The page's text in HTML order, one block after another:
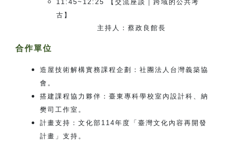
11:45~12:25
【交流座談｜跨域的公共考
古】
主持人：蔡政良館長
合作單位
造屋技術解構實務課程企劃：社團法人台灣義築協
會。
搭建課程協力夥伴：臺東專科學校室內設計科、納
樊司工作室。
計畫支持：文化部114年度「臺灣文化內容再開發
計畫」支持。